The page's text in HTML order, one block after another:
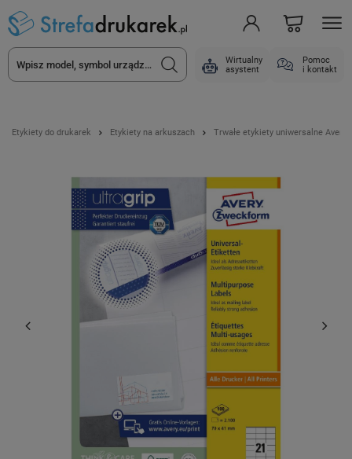
Wirtualny
asystent
Pomoc
i kontakt
Etykiety do drukarek Etykiety na arkuszach Trwałe etykiety uniwersalne